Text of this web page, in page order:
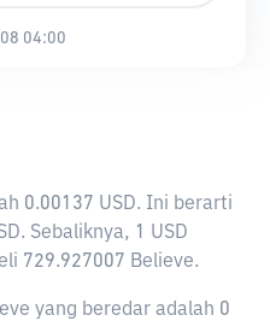
04:00
0.00137 USD. Ini berarti
Sebaliknya, 1 USD
729.927007 Believe.
yang beredar adalah 0